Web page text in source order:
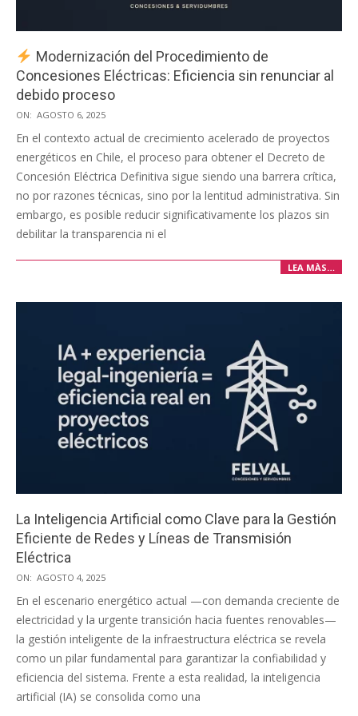
Modernización del Procedimiento de
Concesiones Eléctricas: Eficiencia sin renunciar al
debido proceso
2025-
08-
06
ON: AGOSTO 6, 2025
En el contexto actual de crecimiento acelerado de proyectos
energéticos en Chile, el proceso para obtener el Decreto de
Concesión Eléctrica Definitiva sigue siendo una barrera crítica,
no por razones técnicas, sino por la lentitud administrativa. Sin
embargo, es posible reducir significativamente los plazos sin
debilitar la transparencia ni el
LEA MÀS…
La Inteligencia Artificial como Clave para la Gestión
Eficiente de Redes y Líneas de Transmisión
Eléctrica
2025-
08-
04
ON: AGOSTO 4, 2025
En el escenario energético actual —con demanda creciente de
electricidad y la urgente transición hacia fuentes renovables—
la gestión inteligente de la infraestructura eléctrica se revela
como un pilar fundamental para garantizar la confiabilidad y
eficiencia del sistema. Frente a esta realidad, la inteligencia
artificial (IA) se consolida como una